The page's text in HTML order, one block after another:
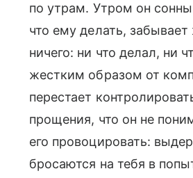
по утрам. Утром он
что ему делать,
ничего: ни что делал, ни
жестким образом от
перестает
прощения, что он не
его провоцировать:
бросаются на тебя в